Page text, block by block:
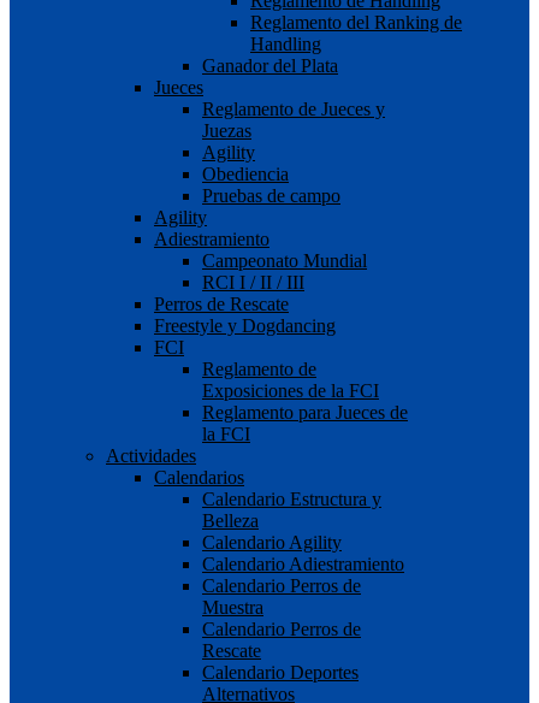
Reglamento del Ranking de
Handling
Ganador del Plata
Jueces
Reglamento de Jueces y
Juezas
Agility
Obediencia
Pruebas de campo
Agility
Adiestramiento
Campeonato Mundial
RCI I / II / III
Perros de Rescate
Freestyle y Dogdancing
FCI
Reglamento de
Exposiciones de la FCI
Reglamento para Jueces de
la FCI
Actividades
Calendarios
Calendario Estructura y
Belleza
Calendario Agility
Calendario Adiestramiento
Calendario Perros de
Muestra
Calendario Perros de
Rescate
Calendario Deportes
Alternativos